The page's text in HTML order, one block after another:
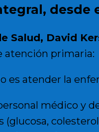
desde
Salud, David
atención primaria:
es atender la
médico y
(glucosa,